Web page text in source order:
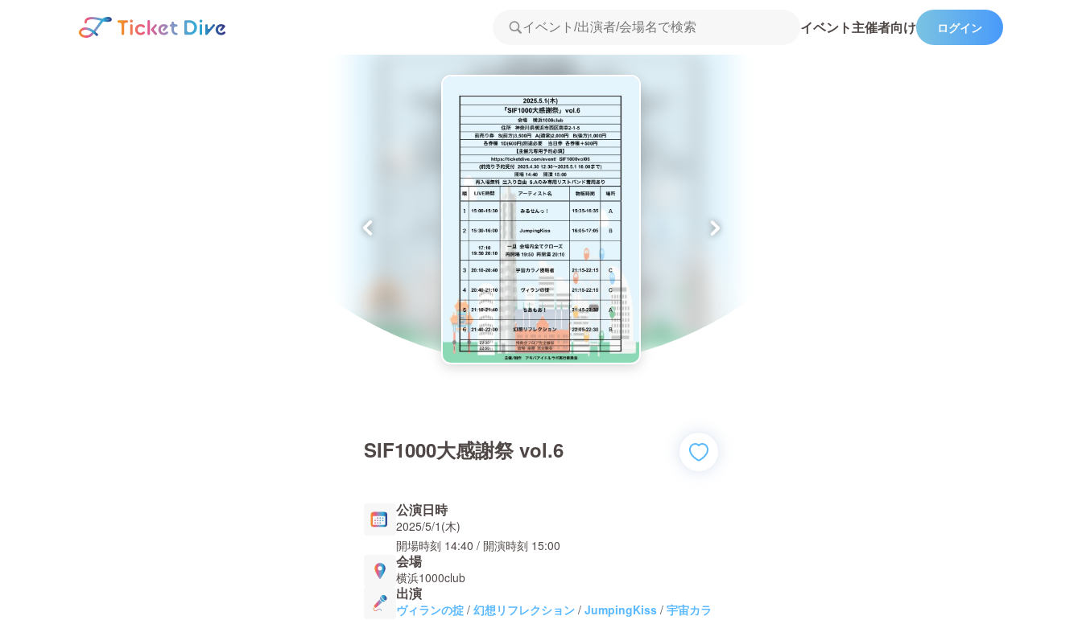
イベント主催者向け ログイン
SIF1000大感謝祭 vol.6
公演日時
2025/5/1(木)
開場時刻 14:40 / 開演時刻 15:00
会場
横浜1000club
出演
ヴィランの掟 / 幻想リフレクション / JumpingKiss / 宇宙カラ